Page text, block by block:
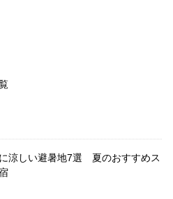
に涼しい避暑地7選 夏のおすすめス